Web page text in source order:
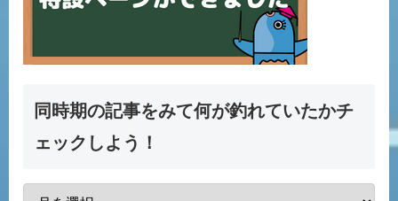
同時期の記事をみて何が釣れていたかチ
ェックしよう！